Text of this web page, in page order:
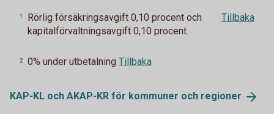
1
Rörlig försäkringsavgift 0,10 procent och
kapitalförvaltningsavgift 0,10 procent.
Tillbaka
2 0% under utbetalning Tillbaka
KAP-KL och AKAP-KR för kommuner och regioner